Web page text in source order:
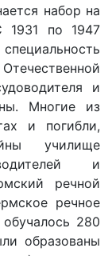
набор на
1931 по 1947
и
Многие из
и погибли,
училище
и
речной
речное
280
образованы